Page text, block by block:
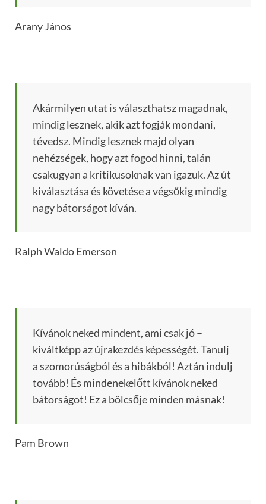
Arany János
Akármilyen utat is választhatsz magadnak,
mindig lesznek, akik azt fogják mondani,
tévedsz. Mindig lesznek majd olyan
nehézségek, hogy azt fogod hinni, talán
csakugyan a kritikusoknak van igazuk. Az út
kiválasztása és követése a végsőkig mindig
nagy bátorságot kíván.
Ralph Waldo Emerson
Kívánok neked mindent, ami csak jó –
kiváltképp az újrakezdés képességét. Tanulj
a szomorúságból és a hibákból! Aztán indulj
tovább! És mindenekelőtt kívánok neked
bátorságot! Ez a bölcsője minden másnak!
Pam Brown